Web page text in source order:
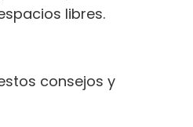
libres.
consejos y